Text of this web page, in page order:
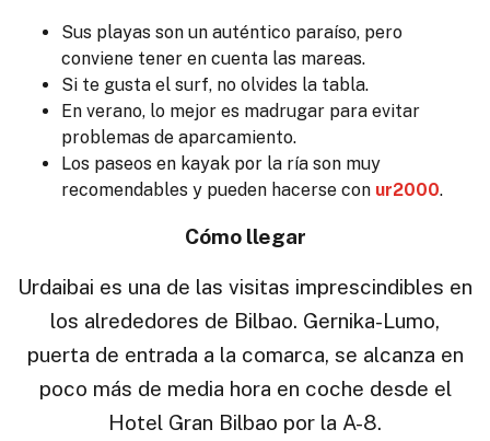
Sus playas son un auténtico paraíso, pero
conviene tener en cuenta las mareas.
Si te gusta el surf, no olvides la tabla.
En verano, lo mejor es madrugar para evitar
problemas de aparcamiento.
Los paseos en kayak por la ría son muy
recomendables y pueden hacerse con ur2000.
Cómo llegar
Urdaibai es una de las visitas imprescindibles en
los alrededores de Bilbao. Gernika-Lumo,
puerta de entrada a la comarca, se alcanza en
poco más de media hora en coche desde el
Hotel Gran Bilbao por la A-8.